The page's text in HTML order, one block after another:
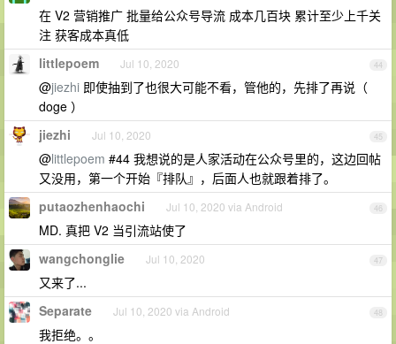
在 V2 营销推广 批量给公众号导流 成本几百块 累计至少上千关
注 获客成本真低
44
littlepoem Jul 10, 2020
@jiezhi 即使抽到了也很大可能不看，管他的，先排了再说（
doge ）
45
jiezhi Jul 10, 2020
@littlepoem #44 我想说的是人家活动在公众号里的，这边回帖
又没用，第一个开始『排队』，后面人也就跟着排了。
46
putaozhenhaochi Jul 10, 2020 via Android
MD. 真把 V2 当引流站使了
47
wangchonglie Jul 10, 2020
又来了...
48
Separate Jul 10, 2020 via Android
我拒绝。。